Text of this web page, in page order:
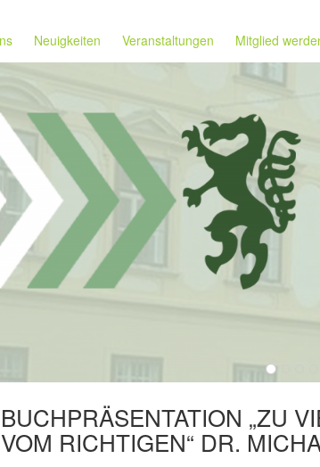
Neuigkeiten Veranstaltungen Mitglied
BUCHPRÄSENTATION „ZU
VOM RICHTIGEN“ DR.